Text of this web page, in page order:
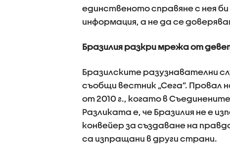
единственото справяне с нея
информация, а не да се
Бразилия разкри мрежа от
Бразилските разузнавателни
съобщи вестник „Сега”. Провал
от 2010 г., когато в
Разликата е, че Бразилия не е
конвейер за създаване на
са изпращани в други страни.